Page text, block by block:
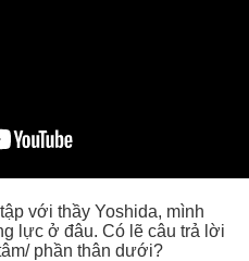
với thầy Yoshida, mình
lực ở đâu. Có lẽ câu trả lời
phần thân dưới?